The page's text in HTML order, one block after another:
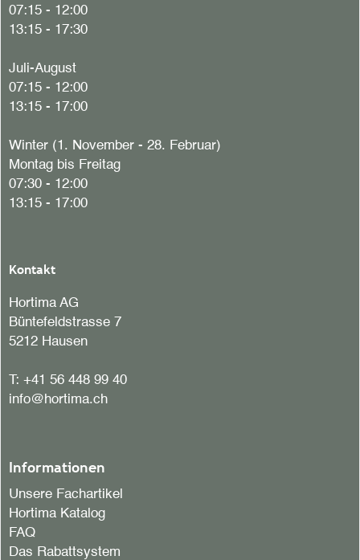
07:15 - 12:00
13:15 - 17:30
Juli-August
07:15 - 12:00
13:15 - 17:00
Winter (1. November - 28. Februar)
Montag bis Freitag
07:30 - 12:00
13:15 - 17:00
Kontakt
Hortima AG
Büntefeldstrasse 7
5212 Hausen
T: +41 56 448 99 40
info@hortima.ch
Informationen
Unsere Fachartikel
Hortima Katalog
FAQ
Das Rabattsystem